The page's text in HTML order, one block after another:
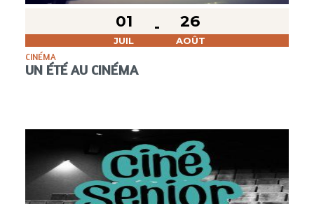
01
JUIL
26
AOÛT
CINÉMA
UN ÉTÉ AU CINÉMA